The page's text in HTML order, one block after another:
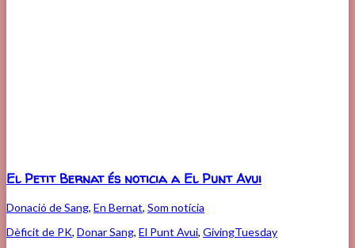
El Petit Bernat és noticia a El Punt Avui
Donació de Sang, En Bernat, Som notícia
Dèficit de PK, Donar Sang, El Punt Avui, GivingTuesday